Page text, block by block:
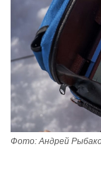
Фото: Андрей